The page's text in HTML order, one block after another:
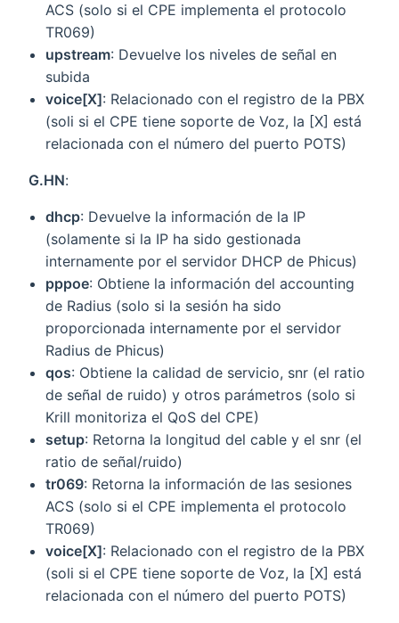
ACS (solo si el CPE implementa el protocolo
TR069)
upstream: Devuelve los niveles de señal en
subida
voice[X]: Relacionado con el registro de la PBX
(soli si el CPE tiene soporte de Voz, la [X] está
relacionada con el número del puerto POTS)
G.HN:
dhcp: Devuelve la información de la IP
(solamente si la IP ha sido gestionada
internamente por el servidor DHCP de Phicus)
pppoe: Obtiene la información del accounting
de Radius (solo si la sesión ha sido
proporcionada internamente por el servidor
Radius de Phicus)
qos: Obtiene la calidad de servicio, snr (el ratio
de señal de ruido) y otros parámetros (solo si
Krill monitoriza el QoS del CPE)
setup: Retorna la longitud del cable y el snr (el
ratio de señal/ruido)
tr069: Retorna la información de las sesiones
ACS (solo si el CPE implementa el protocolo
TR069)
voice[X]: Relacionado con el registro de la PBX
(soli si el CPE tiene soporte de Voz, la [X] está
relacionada con el número del puerto POTS)